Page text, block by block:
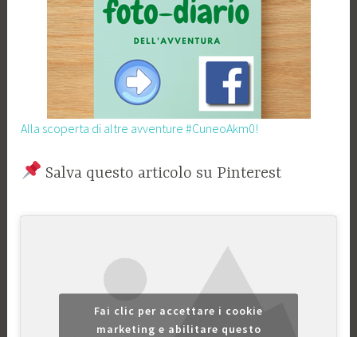
Alla scoperta di altre avventure #CuneoAkm0!
Salva questo articolo su Pinterest
Fai clic per accettare i cookie
marketing e abilitare questo